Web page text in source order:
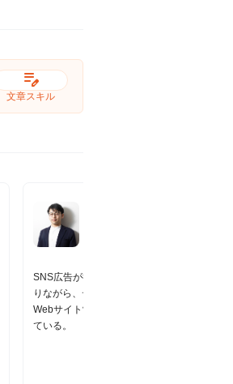
edit_note
文章スキル
SNS広告が得意分野。業界未経験での入社であ
りながら、デジタル広告運用のみにとどまらず
Webサイト制作のディレクションなども担当し
ている。